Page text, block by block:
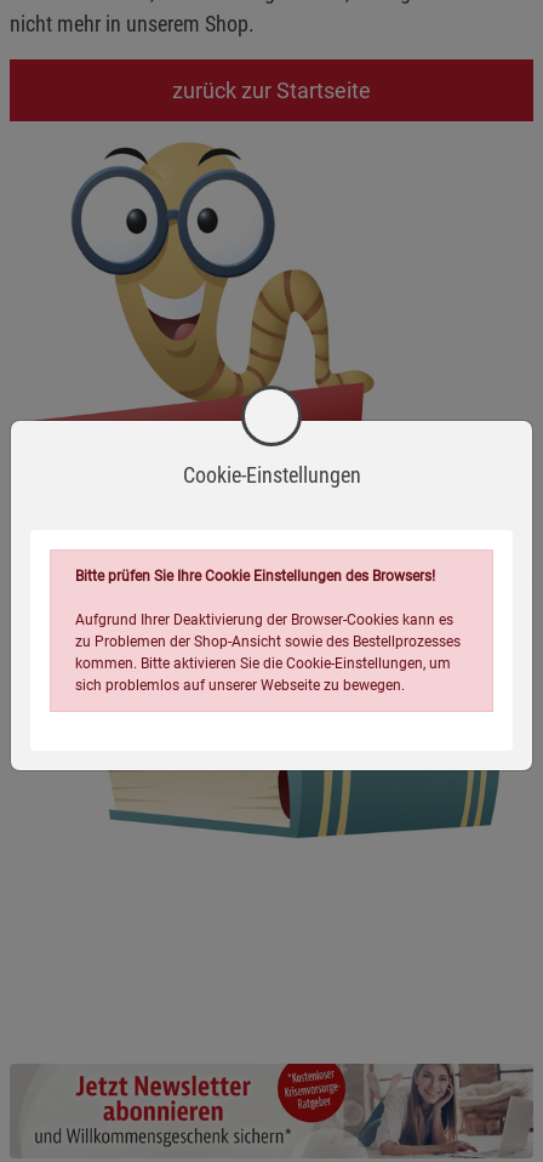
nicht mehr in unserem Shop.
zurück zur Startseite
Cookie-Einstellungen
Bitte prüfen Sie Ihre Cookie Einstellungen des Browsers!
Aufgrund Ihrer Deaktivierung der Browser-Cookies kann es
zu Problemen der Shop-Ansicht sowie des Bestellprozesses
kommen. Bitte aktivieren Sie die Cookie-Einstellungen, um
sich problemlos auf unserer Webseite zu bewegen.
Beschreibung Notwendige Cookies
Cookie-Informationenanzeigen